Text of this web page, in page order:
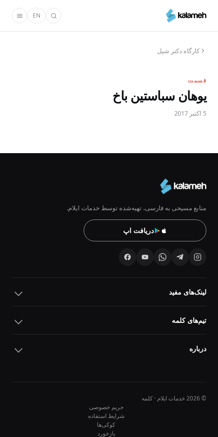
محتوای
EN
کارگاه دکتر شپل
قسمت
یوهان سباستین باخ
5 اکتبر 2017
منابع مسیحی به فارسی، تهیه‌شده توسط خدمات ایلام.
دریافت اپ
لینک‌های مفید
تیم‌های کلمه
درباره
© 2026 خدمات ایلام · کلمه
حریم خصوصی
شرایط استفاده
کوکی‌ها
بازخورد
10